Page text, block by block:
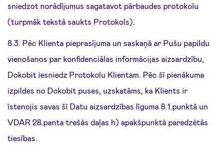
sniedzot norādījumus sagatavot pārbaudes protokolu
(turpmāk tekstā saukts Protokols).
8.3. Pēc Klienta pieprasījuma un saskaņā ar Pušu papildu
vienošanos par konfidenciālas informācijas aizsardzību,
Dokobit iesniedz Protokolu Klientam. Pēc šī pienākuma
izpildes no Dokobit puses, uzskatāms, ka Klients ir
īstenojis savas šī Datu aizsardzības līguma 8.1.punktā un
VDAR 28.panta trešās daļas h) apakšpunktā paredzētās
tiesības.